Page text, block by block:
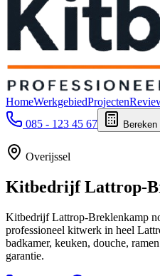
HomeWerkgebiedProjecten
085 - 123 45 67
Bereken
Overijssel
KitbedrijfLattrop-
Kitbedrijf Lattrop-Breklenkamp
professioneel kitwerk in heel
badkamer, keuken, douche,
garantie.